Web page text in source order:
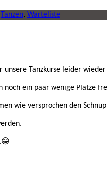
Tanzen, Warteliste
Tanzkurse leider wieder
noch ein paar wenige Plätze
wie versprochen den